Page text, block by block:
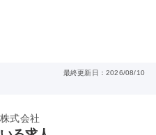
最終更新日：2026/08/10
式会社